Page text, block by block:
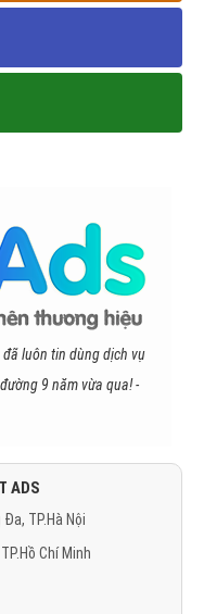
luôn tin dùng dịch vụ
9 năm vừa qua! -
ADS
TP.Hà Nội
Chí Minh